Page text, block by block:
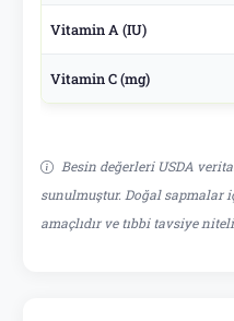
Vitamin A (IU)
Vitamin C (mg)
Besin değerleri USDA
sunulmuştur. Doğal sapmalar
amaçlıdır ve tıbbi tavsiye